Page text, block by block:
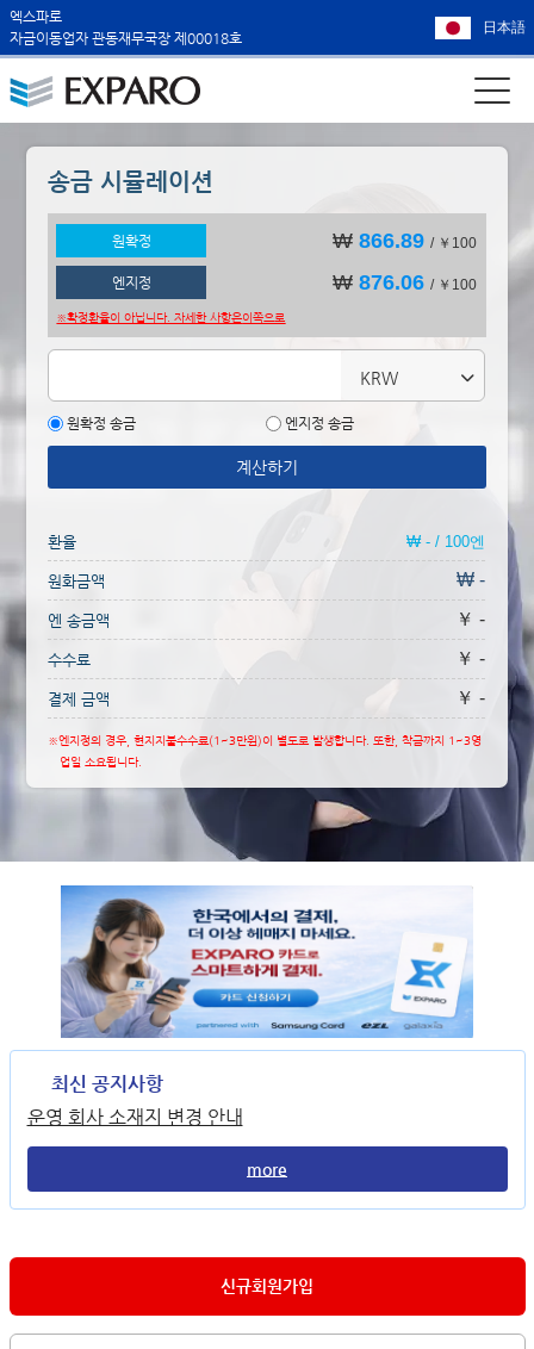
엑스파로
자금이동업자 관동재무국장 제00018호
日本語
송금 시뮬레이션
원확정 ₩866.89 / ￥100
엔지정 ₩876.06 / ￥100
※확정환율이 아닙니다. 자세한 사항은이쪽으로
KRW
원확정 송금 엔지정 송금
계산하기
환율 ₩ - / 100엔
원화금액 ₩ -
엔 송금액 ￥ -
수수료 ￥ -
결제 금액 ￥ -
※엔지정의 경우, 현지지불수수료(1~3만원)이 별도로 발생합니다. 또한, 착금까지 1~3영
업일 소요됩니다.
최신 공지사항
운영 회사 소재지 변경 안내
more
신규회원가입